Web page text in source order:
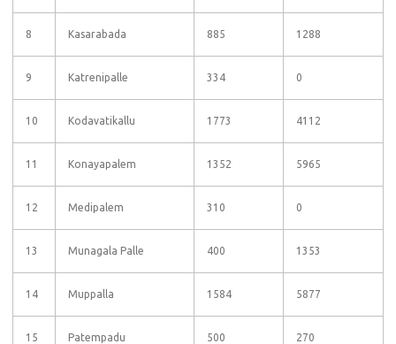
8 Kasarabada 885 1288
9 Katrenipalle 334 0
10 Kodavatikallu 1773 4112
11 Konayapalem 1352 5965
12 Medipalem 310 0
13 Munagala Palle 400 1353
14 Muppalla 1584 5877
15 Patempadu 500 270